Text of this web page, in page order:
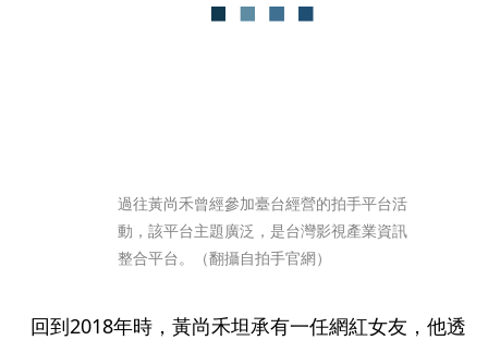
過往黃尚禾曾經參加臺台經營的拍手平台活
動，該平台主題廣泛，是台灣影視產業資訊
整合平台。（翻攝自拍手官網）
回到2018年時，黃尚禾坦承有一任網紅女友，他透